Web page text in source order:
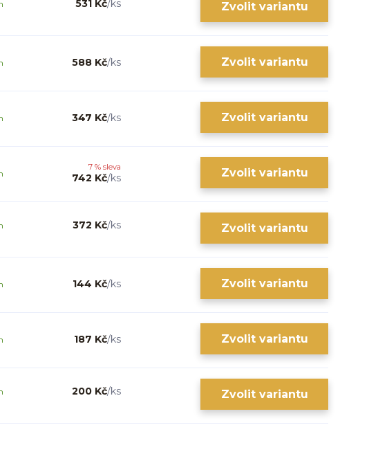
531 Kč/ks Zvolit variantu
588 Kč/ks Zvolit variantu
347 Kč/ks Zvolit variantu
7 % sleva
742 Kč/ks Zvolit variantu
372 Kč/ks Zvolit variantu
144 Kč/ks Zvolit variantu
187 Kč/ks Zvolit variantu
200 Kč/ks Zvolit variantu